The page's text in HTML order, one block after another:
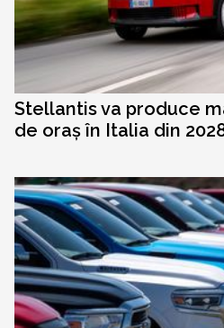
Stellantis va produce
de oraș în Italia din